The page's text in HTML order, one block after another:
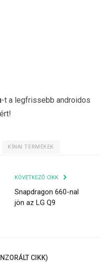
-t a legfrissebb androidos
KÍNAI TERMÉKEK
KÖVETKEZŐ CIKK
Snapdragon 660-nal
jön az LG Q9
CIKK)